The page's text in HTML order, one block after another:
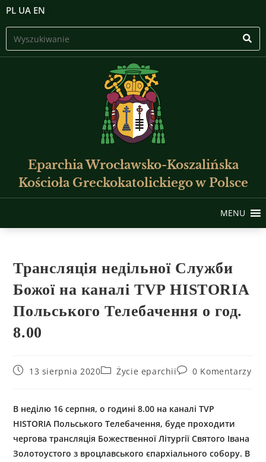
PL UA EN
Eparchia Wrocławsko-Koszalińska
Kościoła Greckokatolickiego w Polsce
MENU
Трансляція недільної Служби
Божої на каналі TVP HISTORIA
Польського Телебачення о год.
8.00
13 sierpnia 2020 Życie eparchii 0 Komentarzy
В неділю 16 серпня, о годині 8.00 на каналі TVP
HISTORIA Польського Телебачення, буде проходити
чергова трансляція Божественної Літургії Святого Івана
Золотоустого з вроцлавського єпархіального собору. В